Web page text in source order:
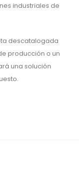
industriales de
descatalogada
producción o un
una solución